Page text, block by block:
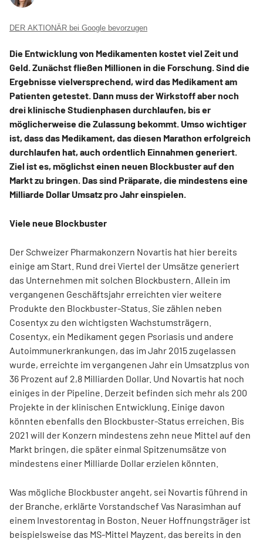
DER AKTIONÄR bei Google bevorzugen
Die Entwicklung von Medikamenten kostet viel Zeit und
Geld. Zunächst fließen Millionen in die Forschung. Sind die
Ergebnisse vielversprechend, wird das Medikament am
Patienten getestet. Dann muss der Wirkstoff aber noch
drei klinische Studienphasen durchlaufen, bis er
möglicherweise die Zulassung bekommt. Umso wichtiger
ist, dass das Medikament, das diesen Marathon erfolgreich
durchlaufen hat, auch ordentlich Einnahmen generiert.
Ziel ist es, möglichst einen neuen Blockbuster auf den
Markt zu bringen. Das sind Präparate, die mindestens eine
Milliarde Dollar Umsatz pro Jahr einspielen.
Viele neue Blockbuster
Der Schweizer Pharmakonzern Novartis hat hier bereits
einige am Start. Rund drei Viertel der Umsätze generiert
das Unternehmen mit solchen Blockbustern. Allein im
vergangenen Geschäftsjahr erreichten vier weitere
Produkte den Blockbuster-Status. Sie zählen neben
Cosentyx zu den wichtigsten Wachstumsträgern.
Cosentyx, ein Medikament gegen Psoriasis und andere
Autoimmunerkrankungen, das im Jahr 2015 zugelassen
wurde, erreichte im vergangenen Jahr ein Umsatzplus von
36 Prozent auf 2,8 Milliarden Dollar. Und Novartis hat noch
einiges in der Pipeline. Derzeit befinden sich mehr als 200
Projekte in der klinischen Entwicklung. Einige davon
könnten ebenfalls den Blockbuster-Status erreichen. Bis
2021 will der Konzern mindestens zehn neue Mittel auf den
Markt bringen, die später einmal Spitzenumsätze von
mindestens einer Milliarde Dollar erzielen könnten.
Was mögliche Blockbuster angeht, sei Novartis führend in
der Branche, erklärte Vorstandschef Vas Narasimhan auf
einem Investorentag in Boston. Neuer Hoffnungsträger ist
beispielsweise das MS-Mittel Mayzent, das bereits in den